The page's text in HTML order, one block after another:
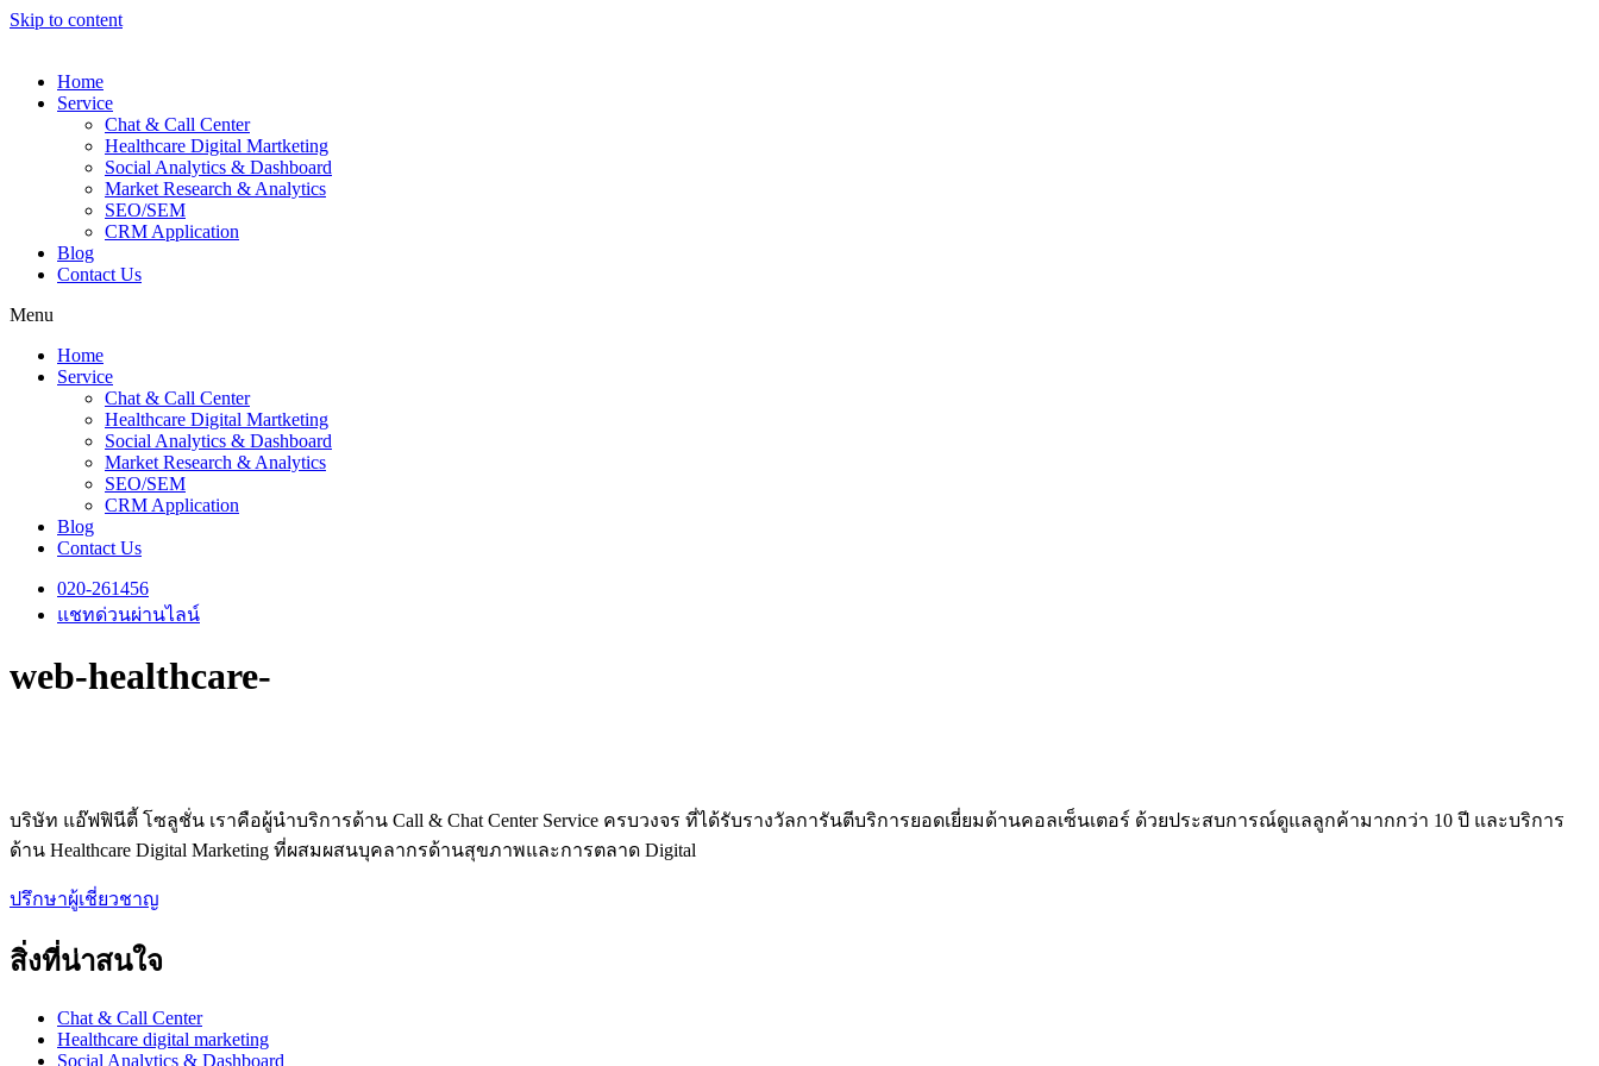
Skip to content
Home
Service
Chat & Call Center
Healthcare Digital Martketing
Social Analytics & Dashboard
Market Research & Analytics
SEO/SEM
CRM Application
Blog
Contact Us
Menu
Home
Service
Chat & Call Center
Healthcare Digital Martketing
Social Analytics & Dashboard
Market Research & Analytics
SEO/SEM
CRM Application
Blog
Contact Us
020-261456
แชทด่วนผ่านไลน์
web-healthcare-
บริษัท แอ๊ฟฟินีตี้ โซลูชั่น เราคือผู้นำบริการด้าน Call & Chat Center Service ครบวงจร ที่ได้รับรางวัลการันตีบริการยอดเยี่ยมด้านคอลเซ็นเตอร์ ด้วยประสบการณ์ดูแลลูกค้ามากกว่า 10 ปี และบริการ
ด้าน Healthcare Digital Marketing ที่ผสมผสนบุคลากรด้านสุขภาพและการตลาด Digital
ปรึกษาผู้เชี่ยวชาญ
สิ่งที่น่าสนใจ
Chat & Call Center
Healthcare digital marketing
Social Analytics & Dashboard